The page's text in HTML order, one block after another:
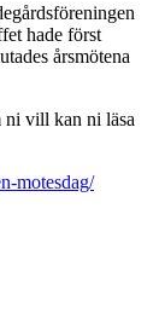
hade först
årsmötena
ni vill kan ni läsa
motesdag/